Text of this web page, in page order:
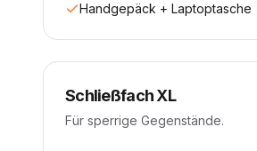
Handgepäck + Laptoptasche
Schließfach XL
Für sperrige Gegenstände.